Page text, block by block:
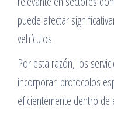
puede afectar
vehículos.
Por esta razón, los
incorporan protocolos
eficientemente dentro